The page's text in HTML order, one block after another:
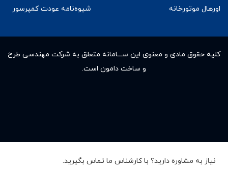
اورهال موتورخانه
شیوه‌نامه عودت کمپرسور
کلیه حقوق مادى و معنوى این ســـامانه متعلق به شرکت مهندسی طرح
و ساخت دامون است.
نیاز به مشاوره دارید؟ با کارشناس ما تماس بگیرید.